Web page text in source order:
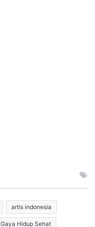
artis indonesia
Gaya Hidup Sehat